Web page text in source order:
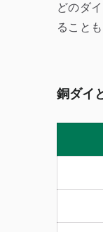
どのダ
ること
銅ダイ